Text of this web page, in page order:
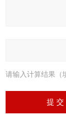
请输入计算结果（